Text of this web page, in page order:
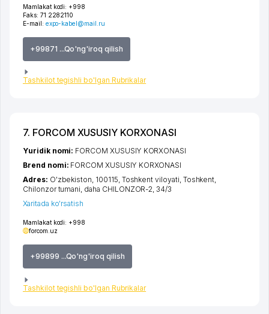
Mamlakat kodi: +998
Faks: 71 2282110
E-mail: expo-kabel@mail.ru
+99871 ...Qo'ng'iroq qilish
Tashkilot tegishli bo'lgan Rubrikalar
7. FORCOM XUSUSIY KORXONASI
Mamlakat kodi: +998
forcom.uz
+99899 ...Qo'ng'iroq qilish
Tashkilot tegishli bo'lgan Rubrikalar
Yuridik nomi: FORCOM XUSUSIY KORXONASI
Brend nomi: FORCOM XUSUSIY KORXONASI
Adres: O'zbekiston, 100115, Toshkent viloyati, Toshkent,
Chilonzor tumani, daha CHILONZOR-2, 34/3
Xaritada ko'rsatish